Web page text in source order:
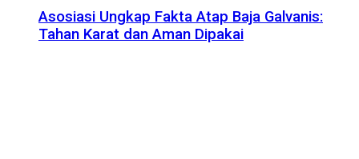
Asosiasi Ungkap Fakta Atap Baja Galvanis:
Tahan Karat dan Aman Dipakai